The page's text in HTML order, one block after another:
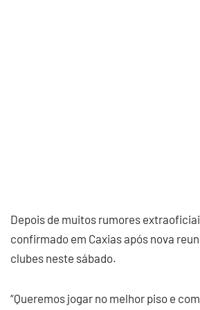
Depois de muitos rumores
confirmado em Caxias após nova
clubes neste sábado.
“Queremos jogar no melhor piso e